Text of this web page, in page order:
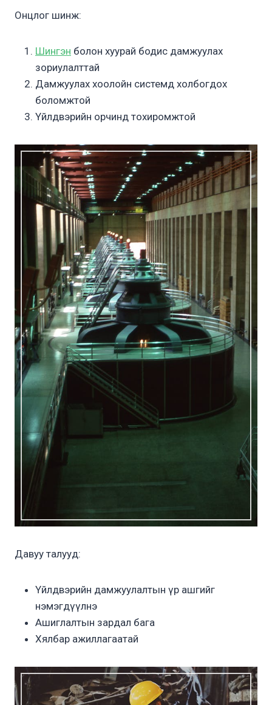
Онцлог шинж:
Шингэн болон хуурай бодис дамжуулах
зориулалттай
Дамжуулах хоолойн системд холбогдох
боломжтой
Үйлдвэрийн орчинд тохиромжтой
Давуу талууд:
Үйлдвэрийн дамжуулалтын үр ашгийг
нэмэгдүүлнэ
Ашиглалтын зардал бага
Хялбар ажиллагаатай